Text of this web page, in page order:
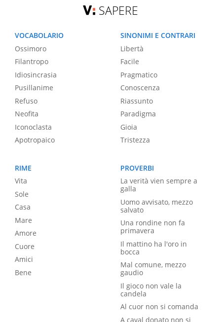
SAPERE
VOCABOLARIO
Ossimoro
Filantropo
Idiosincrasia
Pusillanime
Refuso
Neofita
Iconoclasta
Apotropaico
SINONIMI E CONTRARI
Libertà
Facile
Pragmatico
Conoscenza
Riassunto
Paradigma
Gioia
Tristezza
RIME
Vita
Sole
Casa
Mare
Amore
Cuore
Amici
Bene
PROVERBI
La verità vien sempre a
galla
Uomo avvisato, mezzo
salvato
Una rondine non fa
primavera
Il mattino ha l'oro in
bocca
Mal comune, mezzo
gaudio
Il gioco non vale la
candela
Al cuor non si comanda
A caval donato non si